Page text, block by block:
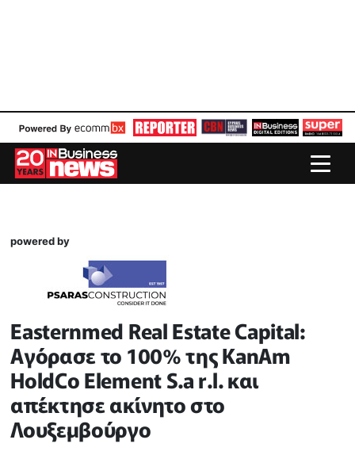
powered by
Easternmed Real Estate Capital:
Αγόρασε το 100% της KanAm
HoldCo Element S.a r.l. και
απέκτησε ακίνητο στο
Λουξεμβούργο